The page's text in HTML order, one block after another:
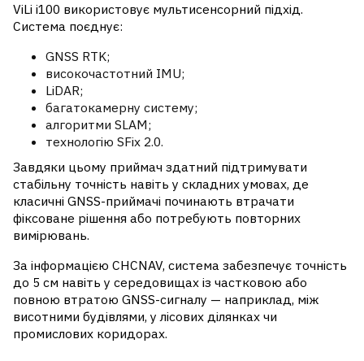
ViLi i100 використовує мультисенсорний підхід.
Система поєднує:
GNSS RTK;
високочастотний IMU;
LiDAR;
багатокамерну систему;
алгоритми SLAM;
технологію SFix 2.0.
Завдяки цьому приймач здатний підтримувати
стабільну точність навіть у складних умовах, де
класичні GNSS-приймачі починають втрачати
фіксоване рішення або потребують повторних
вимірювань.
За інформацією CHCNAV, система забезпечує точність
до 5 см навіть у середовищах із частковою або
повною втратою GNSS-сигналу — наприклад, між
висотними будівлями, у лісових ділянках чи
промислових коридорах.